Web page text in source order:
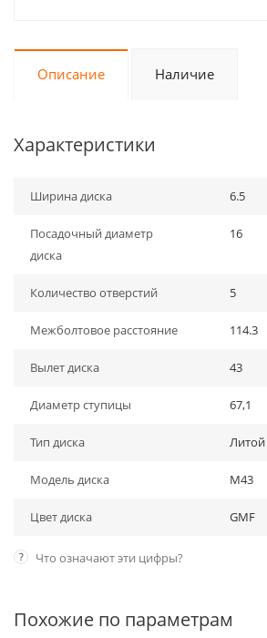
Описание Наличие
Характеристики
Ширина диска 6.5
Посадочный диаметр
диска
16
Количество отверстий 5
Межболтовое расстояние 114.3
Вылет диска 43
Диаметр ступицы 67,1
Тип диска Литой
Модель диска M43
Цвет диска GMF
? Что означают эти цифры?
Похожие по параметрам